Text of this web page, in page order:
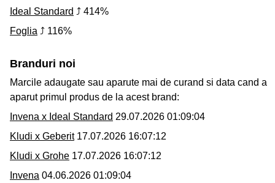
Ideal Standard ⤴ 414%
Foglia ⤴ 116%
Branduri noi
Marcile adaugate sau aparute mai de curand si data cand a
aparut primul produs de la acest brand:
Invena x Ideal Standard 29.07.2026 01:09:04
Kludi x Geberit17.07.2026 16:07:12
Kludi x Grohe 17.07.2026 16:07:12
Invena 04.06.2026 01:09:04